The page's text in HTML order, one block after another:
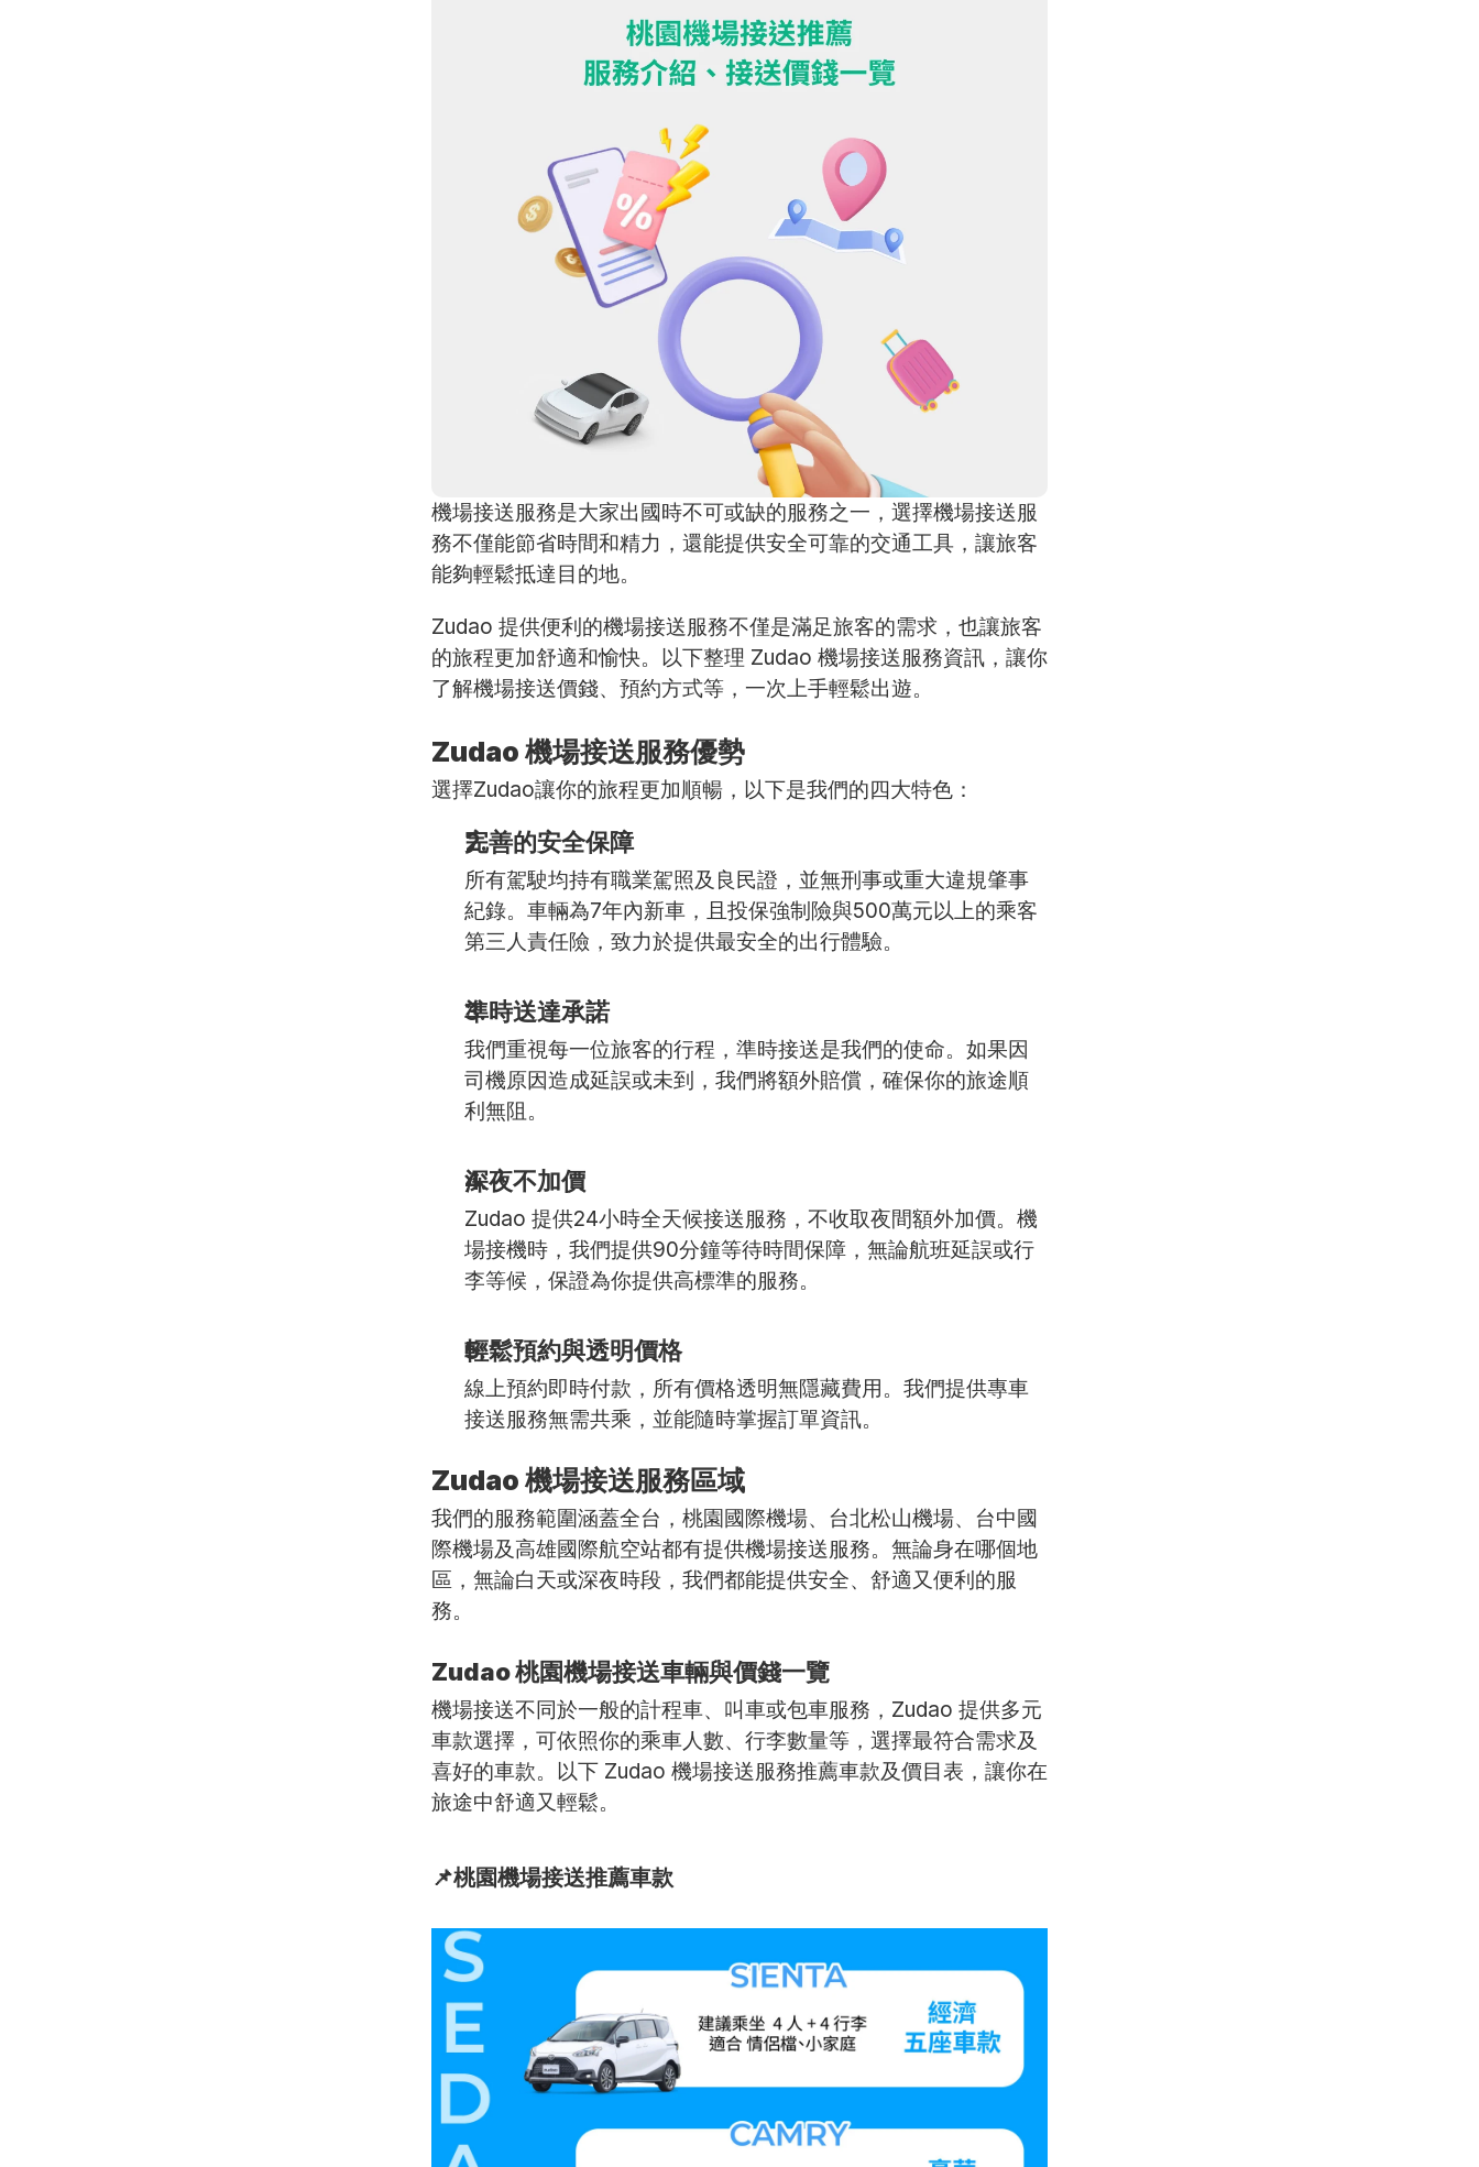
機場接送服務是大家出國時不可或缺的服務之一，選擇機場接送服
務不僅能節省時間和精力，還能提供安全可靠的交通工具，讓旅客
能夠輕鬆抵達目的地。
Zudao 提供便利的機場接送服務不僅是滿足旅客的需求，也讓旅客
的旅程更加舒適和愉快。以下整理 Zudao 機場接送服務資訊，讓你
了解機場接送價錢、預約方式等，一次上手輕鬆出遊。
Zudao 機場接送服務優勢
選擇Zudao讓你的旅程更加順暢，以下是我們的四大特色：
完善的安全保障
所有駕駛均持有職業駕照及良民證，並無刑事或重大違規肇事
紀錄。車輛為7年內新車，且投保強制險與500萬元以上的乘客
第三人責任險，致力於提供最安全的出行體驗。
準時送達承諾
我們重視每一位旅客的行程，準時接送是我們的使命。如果因
司機原因造成延誤或未到，我們將額外賠償，確保你的旅途順
利無阻。
深夜不加價
Zudao 提供24小時全天候接送服務，不收取夜間額外加價。機
場接機時，我們提供90分鐘等待時間保障，無論航班延誤或行
李等候，保證為你提供高標準的服務。
輕鬆預約與透明價格
線上預約即時付款，所有價格透明無隱藏費用。我們提供專車
接送服務無需共乘，並能隨時掌握訂單資訊。
Zudao 機場接送服務區域
我們的服務範圍涵蓋全台，桃園國際機場、台北松山機場、台中國
際機場及高雄國際航空站都有提供機場接送服務。無論身在哪個地
區，無論白天或深夜時段，我們都能提供安全、舒適又便利的服
務。
Zudao 桃園機場接送車輛與價錢一覽
機場接送不同於一般的計程車、叫車或包車服務，Zudao 提供多元
車款選擇，可依照你的乘車人數、行李數量等，選擇最符合需求及
喜好的車款。以下 Zudao 機場接送服務推薦車款及價目表，讓你在
旅途中舒適又輕鬆。
📌桃園機場接送推薦車款